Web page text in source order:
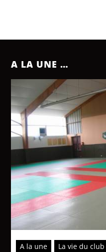
A LA UNE …
A la une La vie du club